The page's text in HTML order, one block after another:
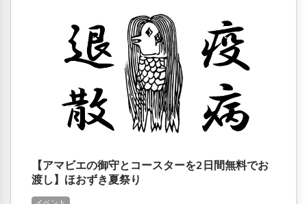
【アマビエの御守とコースターを2日間無料でお
渡し】ほおずき夏祭り